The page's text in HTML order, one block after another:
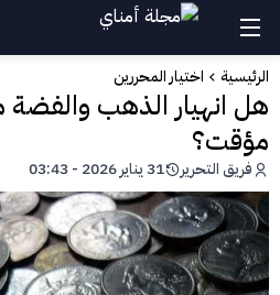
الرئيسية اختيار المحررين
هل انهيار الذهب
مؤقت؟
فريق التحرير 31 يناير 2026 - 03:43